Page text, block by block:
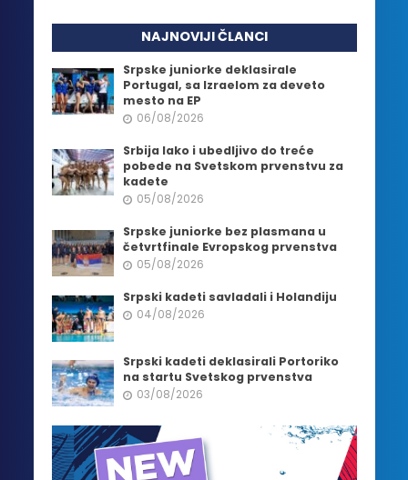
NAJNOVIJI ČLANCI
Srpske juniorke deklasirale
Portugal, sa Izraelom za deveto
mesto na EP
06/08/2026
Srbija lako i ubedljivo do treće
pobede na Svetskom prvenstvu za
kadete
05/08/2026
Srpske juniorke bez plasmana u
četvrtfinale Evropskog prvenstva
05/08/2026
Srpski kadeti savladali i Holandiju
04/08/2026
Srpski kadeti deklasirali Portoriko
na startu Svetskog prvenstva
03/08/2026